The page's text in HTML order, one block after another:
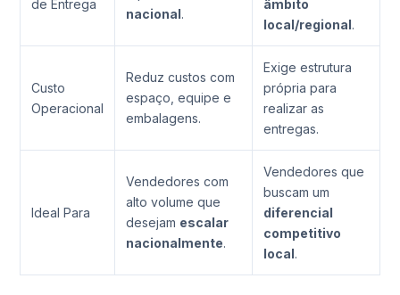
de Entrega
nacional.
âmbito
local/regional.
Custo
Operacional
Reduz custos com
espaço, equipe e
embalagens.
Exige estrutura
própria para
realizar as
entregas.
Ideal Para
Vendedores com
alto volume que
desejam escalar
nacionalmente.
Vendedores que
buscam um
diferencial
competitivo
local.